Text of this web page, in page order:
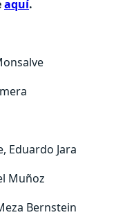
aquí.
Eduardo Jara
Muñoz
Bernstein